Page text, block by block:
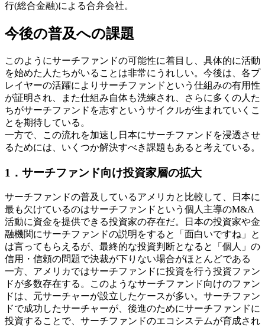
行(総合金融)による合弁会社。
今後の普及への課題
このようにサーチファンドの可能性に着目し、具体的に活動
を始めた人たちがいることは非常にうれしい。今後は、各プ
レイヤーの活躍によりサーチファンドという仕組みの有用性
が証明され、また仕組み自体も洗練され、さらに多くの人た
ちがサーチファンドを志すというサイクルが生まれていくこ
とを期待している。
一方で、この流れを加速し日本にサーチファンドを浸透させ
るためには、いくつか解決すべき課題もあると考えている。
1．サーチファンド向け投資家層の拡大
サーチファンドの普及しているアメリカと比較して、日本に
最も欠けているのはサーチファンドという個人主導のM&A
活動に資金を提供できる投資家の存在だ。日本の投資家や金
融機関にサーチファンドの説明をすると「面白いですね」と
は言ってもらえるが、最終的な投資判断となると「個人」の
信用・信頼の問題で決裁が下りない場合がほとんどである
一方、アメリカではサーチファンドに投資を行う投資ファン
ドが多数存在する。このようなサーチファンド向けのファン
ドは、元サーチャーが設立したケースが多い。サーチファン
ドで成功したサーチャーが、後進のためにサーチファンドに
投資することで、サーチファンドのエコシステムが育成され